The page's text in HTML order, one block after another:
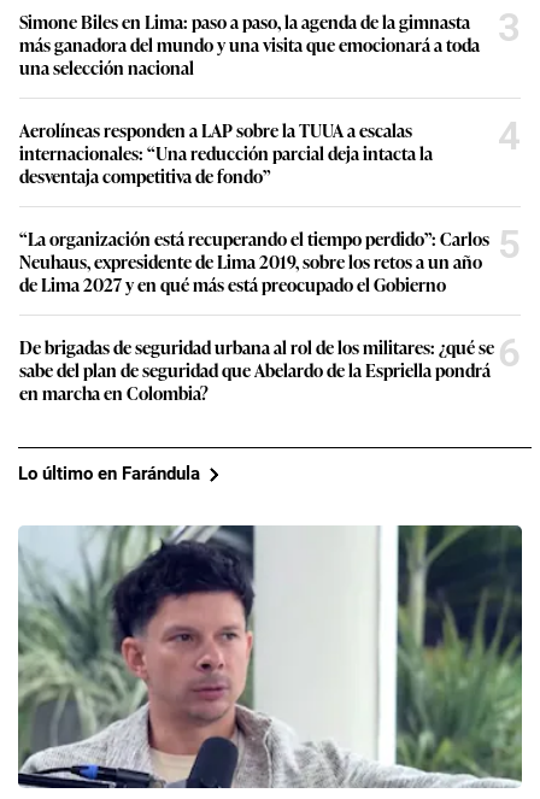
“La organización está recuperando el tiempo perdido”: Carlos
Neuhaus, expresidente de Lima 2019, sobre los retos a un año
de Lima 2027 y en qué más está preocupado el Gobierno
5
De brigadas de seguridad urbana al rol de los militares: ¿qué se
sabe del plan de seguridad que Abelardo de la Espriella pondrá
en marcha en Colombia?
6
Lo último en Farándula
Mario Hart reveló preocupante diagnóstico
médico: “Me encontraron un tumor en la cabeza”